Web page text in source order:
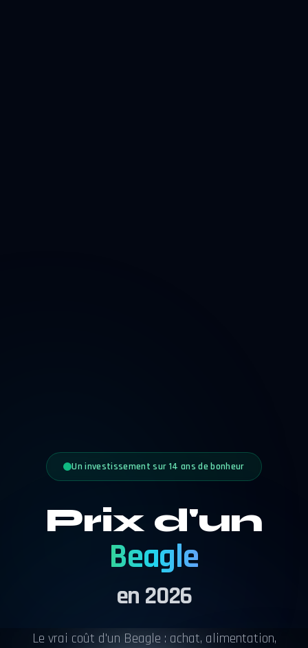
Un investissement sur 14 ans de bonheur
Prix d'un
Beagle
en 2026
Le vrai coût d'un Beagle : achat, alimentation,